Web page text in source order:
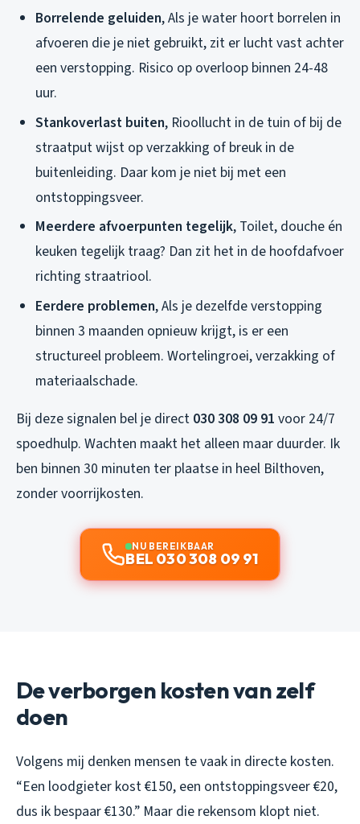
Borrelende geluiden, Als je water hoort borrelen in
afvoeren die je niet gebruikt, zit er lucht vast achter
een verstopping. Risico op overloop binnen 24-48
uur.
Stankoverlast buiten, Rioollucht in de tuin of bij de
straatput wijst op verzakking of breuk in de
buitenleiding. Daar kom je niet bij met een
ontstoppingsveer.
Meerdere afvoerpunten tegelijk, Toilet, douche én
keuken tegelijk traag? Dan zit het in de hoofdafvoer
richting straatriool.
Eerdere problemen, Als je dezelfde verstopping
binnen 3 maanden opnieuw krijgt, is er een
structureel probleem. Wortelingroei, verzakking of
materiaalschade.
Bij deze signalen bel je direct 030 308 09 91 voor 24/7
spoedhulp. Wachten maakt het alleen maar duurder. Ik
ben binnen 30 minuten ter plaatse in heel Bilthoven,
zonder voorrijkosten.
NU BEREIKBAAR
BEL 030 308 09 91
De verborgen kosten van zelf
doen
Volgens mij denken mensen te vaak in directe kosten.
“Een loodgieter kost €150, een ontstoppingsveer €20,
dus ik bespaar €130.” Maar die rekensom klopt niet.